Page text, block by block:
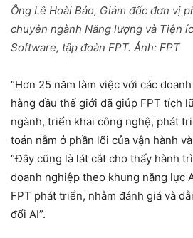
Ông Lê Hoài Bảo, Giám đốc đơn vị
chuyên ngành Năng lượng và Tiện
Software, tập đoàn FPT. Ảnh: FPT
“Hơn 25 năm làm việc với các
hàng đầu thế giới đã giúp FPT tích
ngành, triển khai công nghệ, phát
toán nằm ở phần lõi của vận hành
“Đây cũng là lát cắt cho thấy hành
doanh nghiệp theo khung năng lực
FPT phát triển, nhằm đánh giá và
đổi AI”.